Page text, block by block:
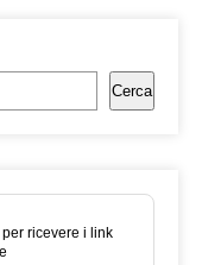
Cerca
ricevere i link